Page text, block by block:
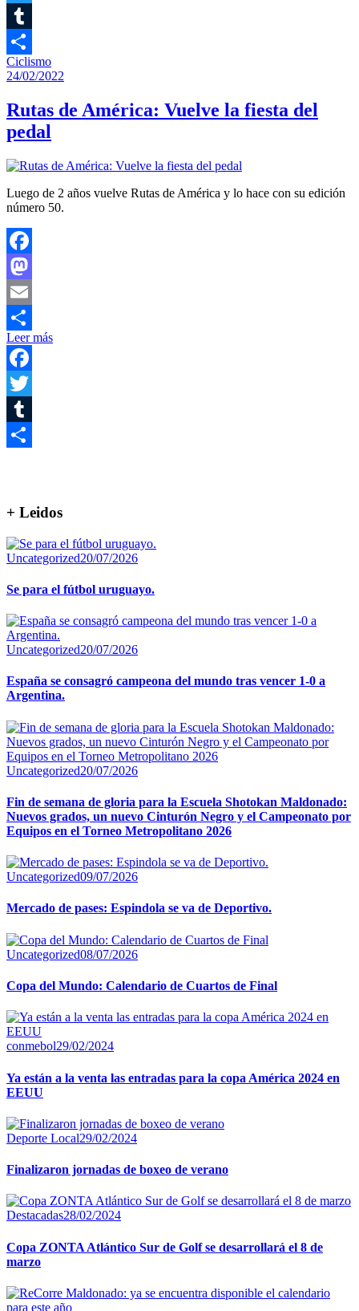
Twitter
Tumblr
Compartir
Ciclismo
24/02/2022
Rutas de América: Vuelve la fiesta del
pedal
Luego de 2 años vuelve Rutas de América y lo hace con su edición
número 50.
Facebook
Mastodon
Email
Compartir
Leer más
Facebook
Twitter
Tumblr
+ Leidos
Uncategorized20/07/2026
Se para el fútbol uruguayo.
Uncategorized20/07/2026
España se consagró campeona del mundo tras vencer 1-0 a
Argentina.
Uncategorized20/07/2026
Fin de semana de gloria para la Escuela Shotokan Maldonado:
Nuevos grados, un nuevo Cinturón Negro y el Campeonato por
Equipos en el Torneo Metropolitano 2026
Uncategorized09/07/2026
Mercado de pases: Espindola se va de Deportivo.
Uncategorized08/07/2026
Copa del Mundo: Calendario de Cuartos de Final
conmebol29/02/2024
Ya están a la venta las entradas para la copa América 2024 en
EEUU
Deporte Local29/02/2024
Finalizaron jornadas de boxeo de verano
Destacadas28/02/2024
Copa ZONTA Atlántico Sur de Golf se desarrollará el 8 de
marzo